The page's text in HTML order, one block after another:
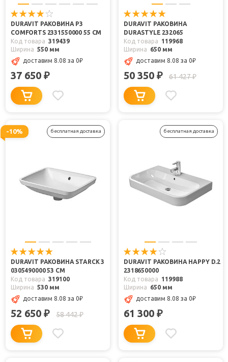
DURAVIT РАКОВИНА P3
COMFORTS 2331550000 55 СМ
Код товара 319439
Ширина 550 мм
доставим 8.08 за 0₽
37 650 ₽
DURAVIT РАКОВИНА
DURASTYLE 232065
Код товара
119968
Ширина
650 мм
доставим 8.08 за 0₽
50 350 ₽ 61 427₽
-10% бесплатная доставка
DURAVIT РАКОВИНА STARCK 3
0305490000 53 СМ
Код товара 319100
Ширина 530 мм
доставим 8.08 за 0₽
52 650 ₽ 58 442₽
бесплатная доставка
DURAVIT РАКОВИНА HAPPY D.2
2318650000
Код товара
119988
Ширина
650 мм
доставим 8.08 за 0₽
61 300 ₽